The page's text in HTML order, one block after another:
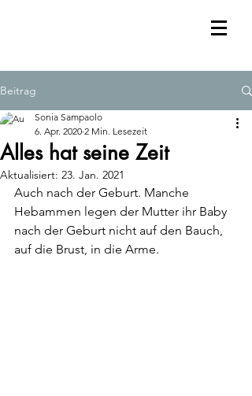
Beitrag
Alles hat seine Zeit
Sonia Sampaolo
6. Apr. 2020 2 Min. Lesezeit
Aktualisiert: 23. Jan. 2021
Auch nach der Geburt. Manche
Hebammen legen der Mutter ihr Baby
nach der Geburt nicht auf den Bauch,
auf die Brust, in die Arme.